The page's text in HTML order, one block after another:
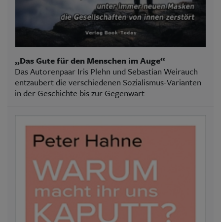
„Das Gute für den Menschen im Auge“
Das Autorenpaar Iris Plehn und Sebastian Weirauch
entzaubert die verschiedenen Sozialismus-Varianten
in der Geschichte bis zur Gegenwart